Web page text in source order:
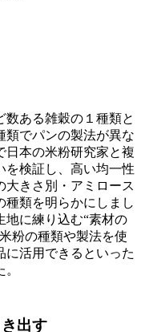
ある雑穀の１種類と
類でパンの製法が異な
日本の米粉研究家と複
を検証し、高い均一性
大きさ別・アミロース
種類を明らかにしまし
地に練り込む“素材の
粉の種類や製法を使
に活用できるといった
出す